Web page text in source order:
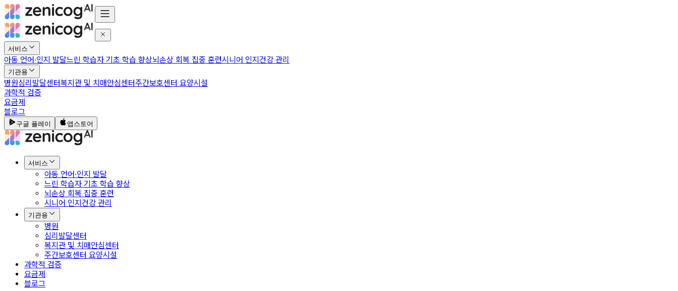
서비스
아동 언어·인지 발달느린 학습자 기초 학습 향상뇌손상 회복 집중 훈련시니어 인지건강 관리
기관용
병원심리발달센터복지관 및 치매안심센터주간보호센터 요양시설
과학적 검증
요금제
블로그
구글 플레이 앱스토어
서비스
아동 언어·인지 발달
느린 학습자 기초 학습 향상
뇌손상 회복 집중 훈련
시니어 인지건강 관리
기관용
병원
심리발달센터
복지관 및 치매안심센터
주간보호센터 요양시설
과학적 검증
요금제
블로그